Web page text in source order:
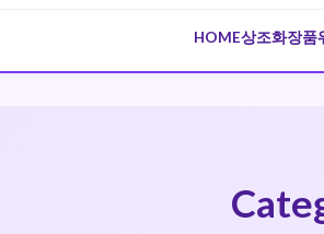
HOME상조화장품